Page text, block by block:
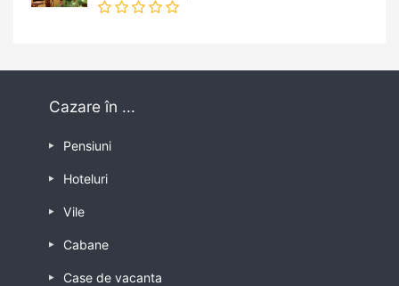
Cazare în ...
Pensiuni
Hoteluri
Vile
Cabane
Case de vacanta